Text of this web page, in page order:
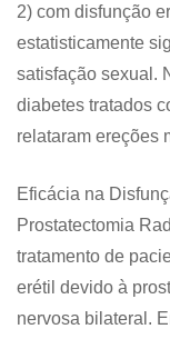
2) com disfunção
estatisticamente
satisfação sexual.
diabetes tratados
relataram ereções
Eficácia na
Prostatectomia
tratamento de
erétil devido à
nervosa bilateral.